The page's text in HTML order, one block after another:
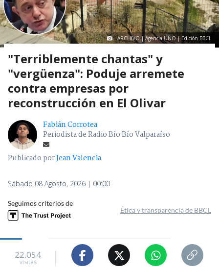
ARCHIVO | Agencia UNO | Edición BBCL
"Terriblemente chantas" y
"vergüenza": Poduje arremete
contra empresas por
reconstrucción en El Olivar
Fabián Corrotea
Periodista de Radio Bío Bío Valparaíso
Publicado porJean Valencia
Sábado 08 Agosto, 2026 | 00:00
Seguimos criterios de
Ética y transparencia de BBCL
22.054
visitas